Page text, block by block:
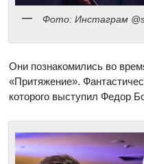
Фото: Инстаграм
Они познакомились во
«Притяжение».
которого выступил Федор